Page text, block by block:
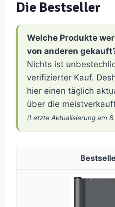
Die Bestseller
Welche Produkte
von anderen
Nichts ist
verifizierter Kauf.
hier einen täglich
über die
(Letzte Aktualisierung am